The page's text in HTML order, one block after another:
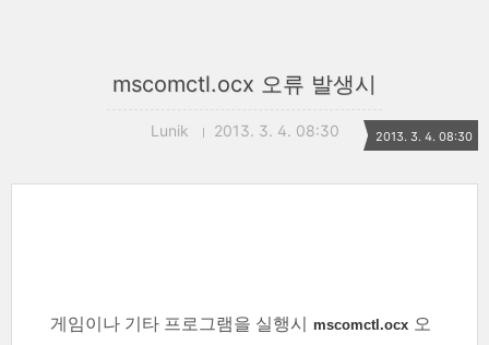
mscomctl.ocx 오류 발생시
Lunik 2013. 3. 4. 08:30 2013. 3. 4. 08:30
게임이나 기타 프로그램을 실행시 mscomctl.ocx 오